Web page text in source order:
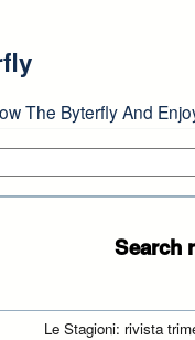
The Byterfly And
Search
Le Stagioni: rivista